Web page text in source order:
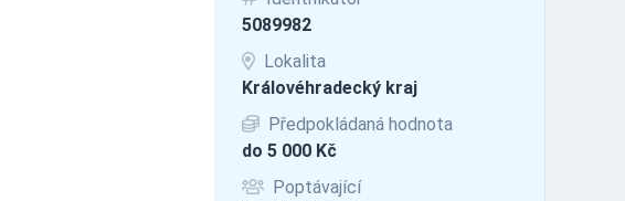
5089982
Lokalita
Královéhradecký kraj
Předpokládaná hodnota
do 5 000 Kč
Poptávající